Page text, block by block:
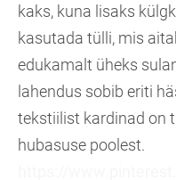
kaks, kuna lisaks
kasutada tülli, mis
edukamalt üheks
lahendus sobib eriti
tekstiilist kardinad on
hubasuse poolest.